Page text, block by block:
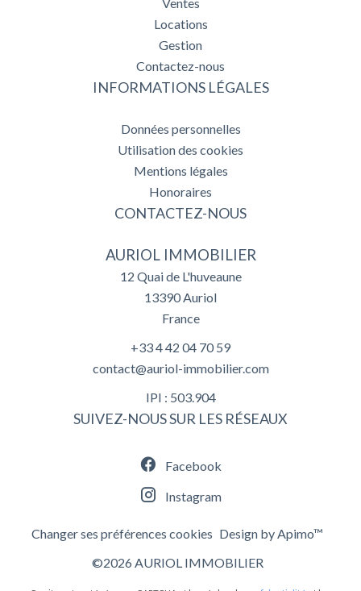
Locations
Gestion
Contactez-nous
INFORMATIONS LÉGALES
Données personnelles
Utilisation des cookies
Mentions légales
Honoraires
CONTACTEZ-NOUS
AURIOL IMMOBILIER
12 Quai de L'huveaune
13390Auriol
France
+33 4 42 04 70 59
contact@auriol-immobilier.com
IPI : 503.904
SUIVEZ-NOUS SUR LES RÉSEAUX
Facebook
Instagram
Changer ses préférences cookies Design byApimo™
©2026 AURIOL IMMOBILIER